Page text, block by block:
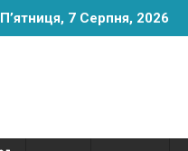
П’ятниця, 7 Серпня, 2026